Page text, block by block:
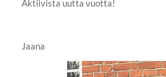
Aktiivista uutta vuotta!
Jaana